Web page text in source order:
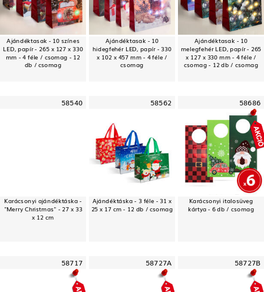
Ajándéktasak - 10 színes
LED, papír - 265 x 127 x 330
mm - 4 féle / csomag - 12
db / csomag
Ajándéktasak - 10
hidegfehér LED, papír - 330
x 102 x 457 mm - 4 féle /
csomag
Ajándéktasak - 10
melegfehér LED, papír - 265
x 127 x 330 mm - 4 féle /
csomag - 12 db / csomag
58540
Karácsonyi ajándéktáska -
"Merry Christmas" - 27 x 33
x 12 cm
58562
Ajándéktáska - 3 féle - 31 x
25 x 17 cm - 12 db / csomag
58686
Karácsonyi italosüveg
kártya - 6 db / csomag
58717 58727A 58727B